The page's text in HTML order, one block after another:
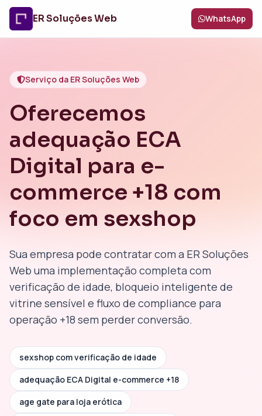
ER Soluções Web WhatsApp
Serviço da ER Soluções Web
Oferecemos
adequação ECA
Digital para e-
commerce +18 com
foco em sexshop
Sua empresa pode contratar com a ER Soluções
Web uma implementação completa com
verificação de idade, bloqueio inteligente de
vitrine sensível e fluxo de compliance para
operação +18 sem perder conversão.
sexshop com verificação de idade
adequação ECA Digital e-commerce +18
age gate para loja erótica